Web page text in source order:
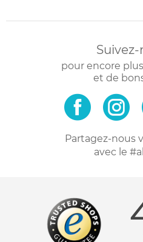
pour encore
et de
Partagez-nous
avec le